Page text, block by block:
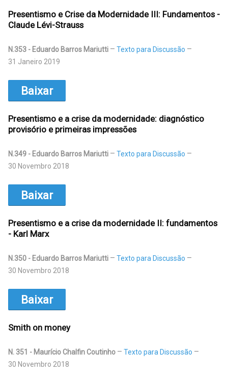
Presentismo e Crise da Modernidade III: Fundamentos -
Claude Lévi-Strauss
N.353 - Eduardo Barros Mariutti
Texto para Discussão
31 Janeiro 2019
Baixar
Presentismo e a crise da modernidade: diagnóstico
provisório e primeiras impressões
N.349 - Eduardo Barros Mariutti
Texto para Discussão
30 Novembro 2018
Baixar
Presentismo e a crise da modernidade II: fundamentos
- Karl Marx
N.350 - Eduardo Barros Mariutti
Texto para Discussão
30 Novembro 2018
Baixar
Smith on money
N. 351 - Maurício Chalfin Coutinho
Texto para Discussão
30 Novembro 2018